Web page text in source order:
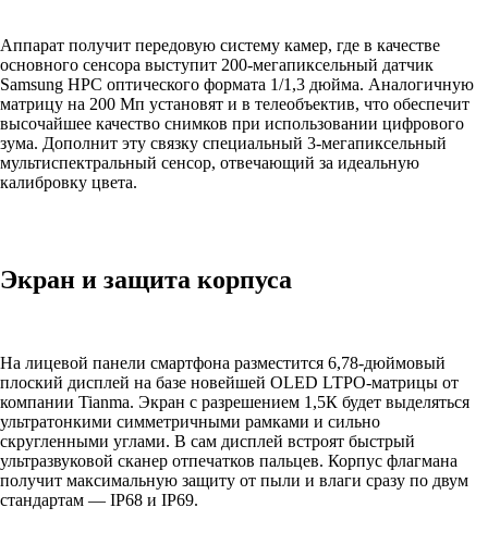
Аппарат получит передовую систему камер, где в качестве
основного сенсора выступит 200-мегапиксельный датчик
Samsung HPC оптического формата 1/1,3 дюйма. Аналогичную
матрицу на 200 Мп установят и в телеобъектив, что обеспечит
высочайшее качество снимков при использовании цифрового
зума. Дополнит эту связку специальный 3-мегапиксельный
мультиспектральный сенсор, отвечающий за идеальную
калибровку цвета.
Экран и защита корпуса
На лицевой панели смартфона разместится 6,78-дюймовый
плоский дисплей на базе новейшей OLED LTPO-матрицы от
компании Tianma. Экран с разрешением 1,5К будет выделяться
ультратонкими симметричными рамками и сильно
скругленными углами. В сам дисплей встроят быстрый
ультразвуковой сканер отпечатков пальцев. Корпус флагмана
получит максимальную защиту от пыли и влаги сразу по двум
стандартам — IP68 и IP69.